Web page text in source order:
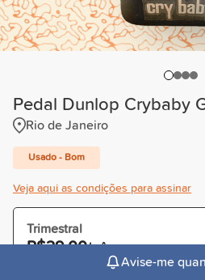
Pedal Dunlop Crybaby
Rio de Janeiro
Usado - Bom
Veja aqui as condições para assinar
Trimestral
R$29,00/mês
Cobrado R$87,00 à vista ou parcelado
Avise-me